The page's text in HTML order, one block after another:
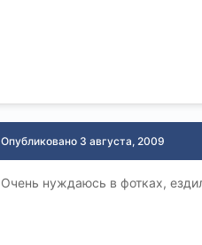
Опубликовано 3 августа, 2009
Очень нуждаюсь в фотках,